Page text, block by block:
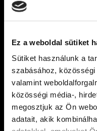
Ez a weboldal sütiket
Sütiket használunk a
szabásához,
valamint
közösségi média-,
megosztjuk az Ön
adatait, akik
VIDÁM SZÍNPAD